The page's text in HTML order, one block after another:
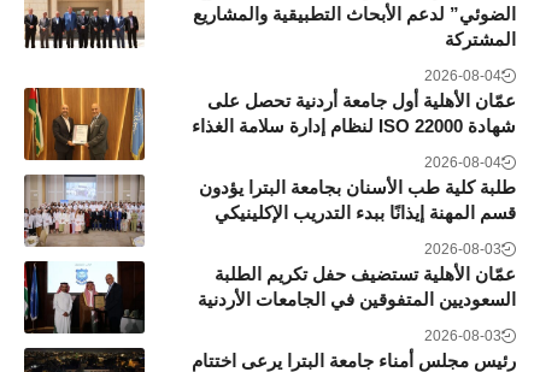
الضوئي” لدعم الأبحاث التطبيقية والمشاريع
المشتركة
2026-08-04
عمّان الأهلية أول جامعة أردنية تحصل على
شهادة ISO 22000 لنظام إدارة سلامة الغذاء
2026-08-04
طلبة كلية طب الأسنان بجامعة البترا يؤدون
قسم المهنة إيذانًا ببدء التدريب الإكلينيكي
2026-08-03
عمّان الأهلية تستضيف حفل تكريم الطلبة
السعوديين المتفوقين في الجامعات الأردنية
2026-08-03
رئيس مجلس أمناء جامعة البترا يرعى اختتام